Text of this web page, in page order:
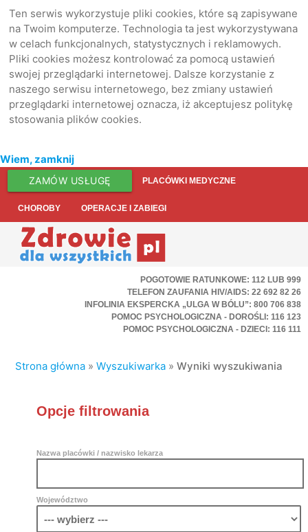
Ten serwis wykorzystuje pliki cookies, które są zapisywane
na Twoim komputerze. Technologia ta jest wykorzystywana
w celach funkcjonalnych, statystycznych i reklamowych.
Pliki cookies możesz kontrolować za pomocą ustawień
swojej przeglądarki internetowej. Dalsze korzystanie z
naszego serwisu internetowego, bez zmiany ustawień
przeglądarki internetowej oznacza, iż akceptujesz politykę
stosowania plików cookies.
Wiem, zamknij
ZAMÓW USŁUGĘ PLACÓWKI MEDYCZNE
CHOROBY OPERACJE I ZABIEGI
POGOTOWIE RATUNKOWE: 112 LUB 999
TELEFON ZAUFANIA HIV/AIDS: 22 692 82 26
INFOLINIA EKSPERCKA „ULGA W BÓLU”: 800 706 838
POMOC PSYCHOLOGICZNA - DOROŚLI: 116 123
POMOC PSYCHOLOGICZNA - DZIECI: 116 111
Strona główna »Wyszukiwarka »Wyniki wyszukiwania
Opcje filtrowania
Nazwa placówki / nazwisko lekarza
Województwo